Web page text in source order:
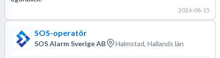
2026-08-15
SOS-operatör
SOS Alarm Sverige AB Halmstad, Hallands län